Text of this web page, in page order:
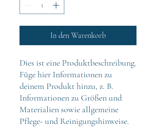
In den Warenkorb
Dies ist eine Produktbeschreibung.
Füge hier Informationen zu
deinem Produkt hinzu, z. B.
Informationen zu Größen und
Materialien sowie allgemeine
Pflege- und Reinigungshinweise.